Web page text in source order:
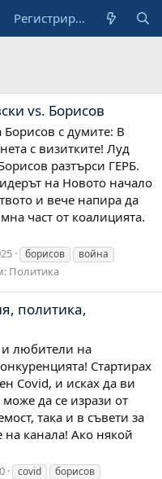
Регистрирай се
vs. Борисов
с думите: В
с визитките! Луд
разтърси ГЕРБ.
на Новото начало
и вече напира да
част от коалицията.
борисов
война
Политика
политика,
любители на
Стартирах
Covid, и исках да ви
да се изрази от
така и в съвети за
на канала! Ако някой
covid
борисов